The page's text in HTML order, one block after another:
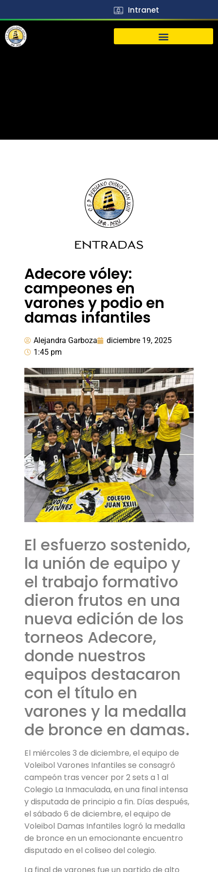
Intranet
ENTRADAS
Adecore vóley:
campeones en
varones y podio en
damas infantiles
Alejandra Garboza
diciembre 19, 2025
1:45 pm
El esfuerzo sostenido,
la unión de equipo y
el trabajo formativo
dieron frutos en una
nueva edición de los
torneos Adecore,
donde nuestros
equipos destacaron
con el título en
varones y la medalla
de bronce en damas.
El miércoles 3 de diciembre, el equipo de
Voleibol Varones Infantiles se consagró
campeón tras vencer por 2 sets a 1 al
Colegio La Inmaculada, en una final intensa
y disputada de principio a fin. Días después,
el sábado 6 de diciembre, el equipo de
Voleibol Damas Infantiles logró la medalla
de bronce en un emocionante encuentro
disputado en el coliseo del colegio.
La final de varones fue un partido de alto